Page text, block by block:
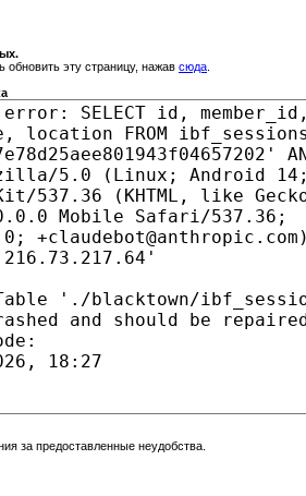
эту страницу, нажав сюда
за предоставленные неудобства.